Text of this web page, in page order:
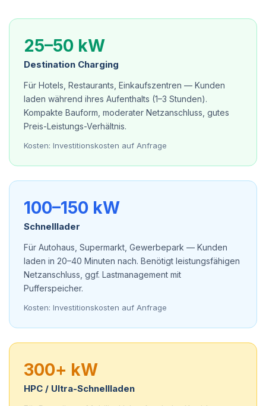
25–50 kW
Destination Charging
Für Hotels, Restaurants, Einkaufszentren — Kunden
laden während ihres Aufenthalts (1–3 Stunden).
Kompakte Bauform, moderater Netzanschluss, gutes
Preis-Leistungs-Verhältnis.
Kosten: Investitionskosten auf Anfrage
100–150 kW
Schnelllader
Für Autohaus, Supermarkt, Gewerbepark — Kunden
laden in 20–40 Minuten nach. Benötigt leistungsfähigen
Netzanschluss, ggf. Lastmanagement mit
Pufferspeicher.
Kosten: Investitionskosten auf Anfrage
300+ kW
HPC / Ultra-Schnellladen